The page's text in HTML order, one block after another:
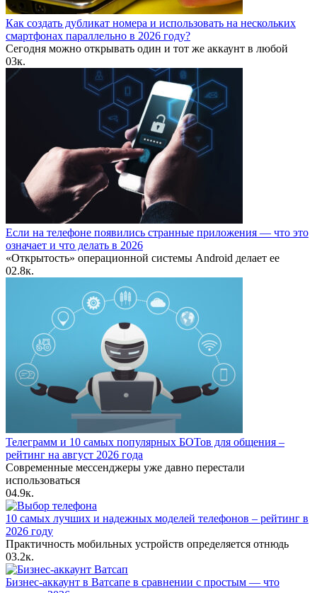
Как создать дубликат номера и использовать на нескольких
смартфонах параллельно в 2026 году?
Сегодня можно открывать один и тот же аккаунт в любой
03к.
Если на телефоне появились странные приложения — что это
означает и что делать в 2026
«Открытость» операционной системы Android делает ее
02.8к.
Телеграмм и 10 самых популярных БОТов для общения –
рейтинг на август 2026 года
Современные мессенджеры уже давно перестали
использоваться
04.9к.
10 самых лучших и надежных моделей телефонов – рейтинг в
2026 году
Практичность мобильных устройств определяется отнюдь
03.2к.
Бизнес-аккаунт в Ватсапе в сравнении с простым — что